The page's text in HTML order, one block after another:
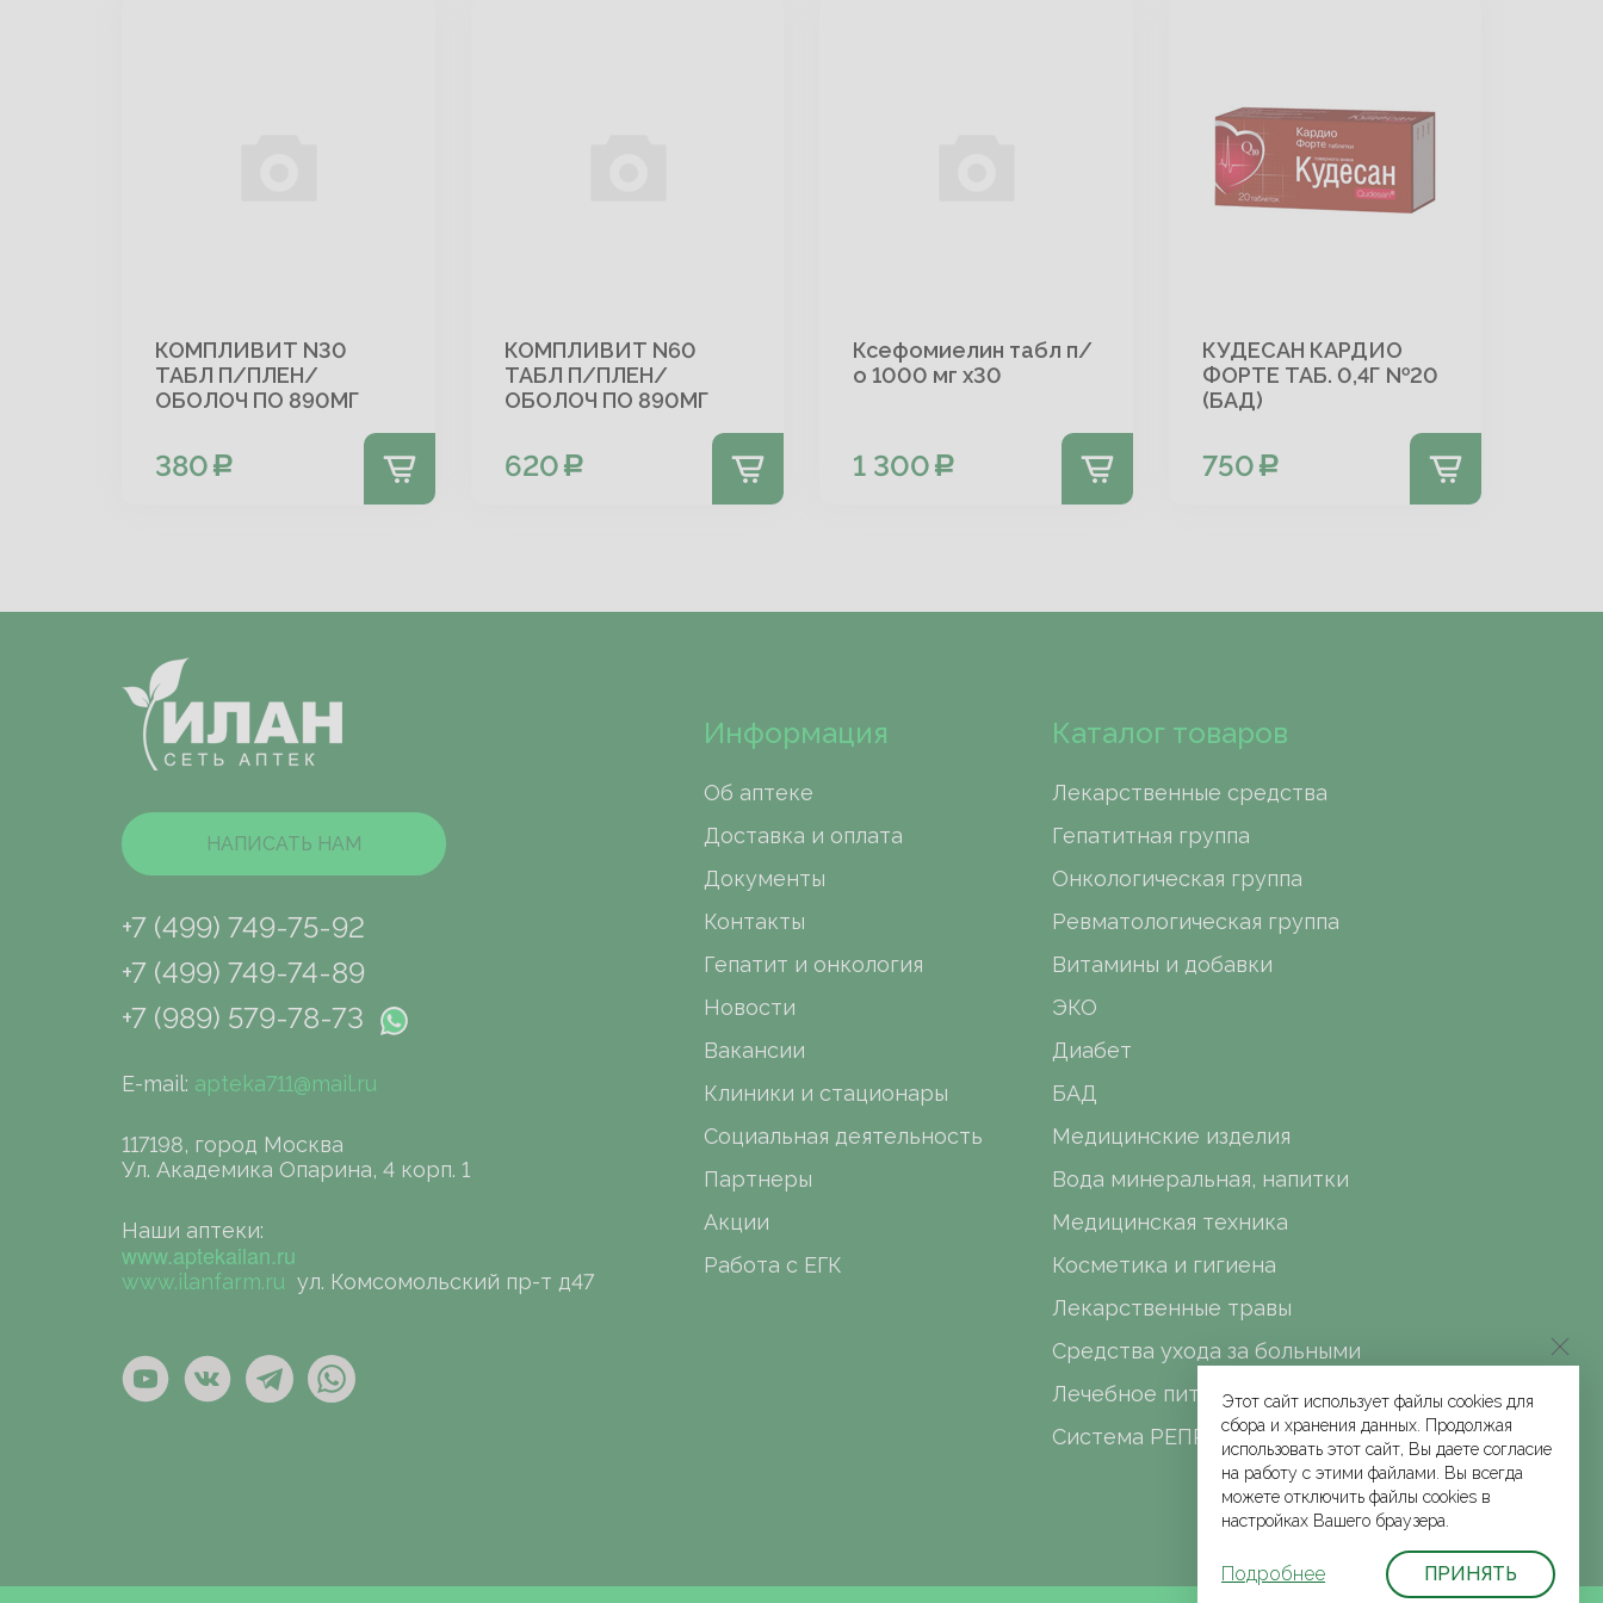
КОМПЛИВИТ N30
ТАБЛ П/ПЛЕН/
ОБОЛОЧ ПО 890МГ
380
КОМПЛИВИТ N60
ТАБЛ П/ПЛЕН/
ОБОЛОЧ ПО 890МГ
620
Ксефомиелин табл п/
о 1000 мг х30
1 300
КУДЕСАН КАРДИО
ФОРТЕ ТАБ. 0,4Г №20
(БАД)
750
НАПИСАТЬ НАМ
+7 (499) 749-75-92
+7 (499) 749-74-89
+7 (989) 579-78-73
E-mail: apteka711@mail.ru
117198, город Москва
Ул. Академика Опарина, 4 корп. 1
Наши аптеки:
www.aptekailan.ru
www.ilanfarm.ru ул. Комсомольский пр-т д47
Информация
Об аптеке
Доставка и оплата
Документы
Контакты
Гепатит и онкология
Новости
Вакансии
Клиники и стационары
Социальная деятельность
Партнеры
Акции
Работа с ЕГК
Каталог товаров
Лекарственные средства
Гепатитная группа
Онкологическая группа
Ревматологическая группа
Витамины и добавки
ЭКО
Диабет
БАД
Медицинские изделия
Вода минеральная, напитки
Медицинская техника
Косметика и гигиена
Лекарственные травы
Средства ухода за больными
Лечебное питание
Система РЕПРО
Этот сайт использует файлы cookies для
сбора и хранения данных. Продолжая
использовать этот сайт, Вы даете согласие
на работу с этими файлами. Вы всегда
можете отключить файлы cookies в
настройках Вашего браузера.
Подробнее ПРИНЯТЬ